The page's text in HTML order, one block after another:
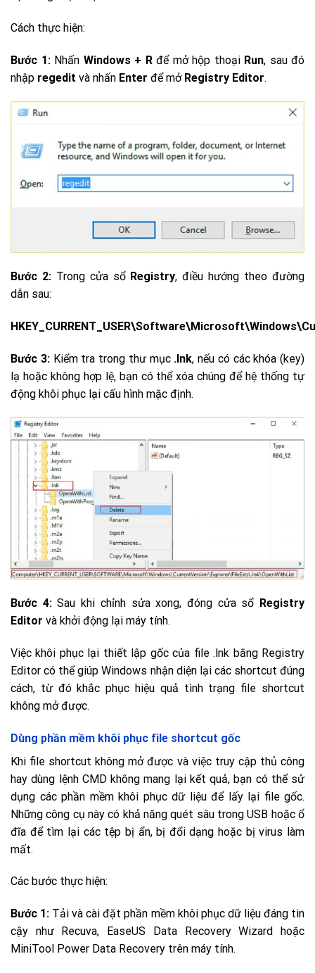
Cách thực hiện:
Bước 1:Nhấn Windows + Rđể mở hộp thoại Run, sau đó
nhập regedit và nhấn Enter để mở Registry Editor.
Bước 2:Trong cửa sổ Registry, điều hướng theo đường
dẫn sau:
Bước 3:Kiểm tra trong thư mục .lnk, nếu có các khóa (key)
lạ hoặc không hợp lệ, bạn có thể xóa chúng để hệ thống tự
động khôi phục lại cấu hình mặc định.
Bước 4:Sau khi chỉnh sửa xong, đóng cửa sổ Registry
Editor và khởi động lại máy tính.
Việc khôi phục lại thiết lập gốc của file .lnk bằng Registry
Editor có thể giúp Windows nhận diện lại các shortcut đúng
cách, từ đó khắc phục hiệu quả tình trạng file shortcut
không mở được.
Dùng phần mềm khôi phục file shortcut gốc
Khi file shortcut không mở được và việc truy cập thủ công
hay dùng lệnh CMD không mang lại kết quả, bạn có thể sử
dụng các phần mềm khôi phục dữ liệu để lấy lại file gốc.
Những công cụ này có khả năng quét sâu trong USB hoặc ổ
đĩa để tìm lại các tệp bị ẩn, bị đổi dạng hoặc bị virus làm
mất.
Các bước thực hiện:
Bước 1: Tải và cài đặt phần mềm khôi phục dữ liệu đáng tin
cậy như Recuva, EaseUS Data Recovery Wizard hoặc
MiniTool Power Data Recovery trên máy tính.